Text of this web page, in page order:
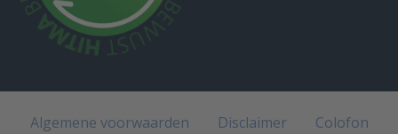
Algemene voorwaarden Disclaimer
Colofon